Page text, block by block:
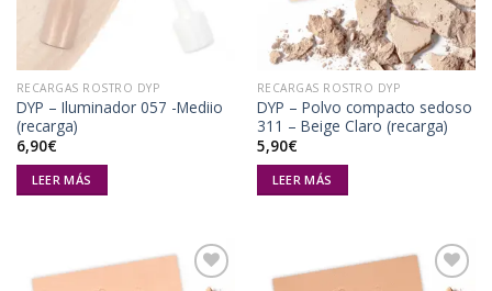
RECARGAS ROSTRO DYP
DYP – Iluminador 057 -Mediio
(recarga)
6,90€
LEER MÁS
RECARGAS ROSTRO DYP
DYP – Polvo compacto sedoso
311 – Beige Claro (recarga)
5,90€
LEER MÁS